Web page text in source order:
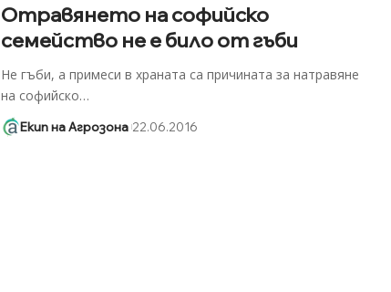
Отравянето на софийско
семейство не е било от гъби
Не гъби, а примеси в храната са причината за натравяне
на софийско…
Екип на Агрозона 22.06.2016